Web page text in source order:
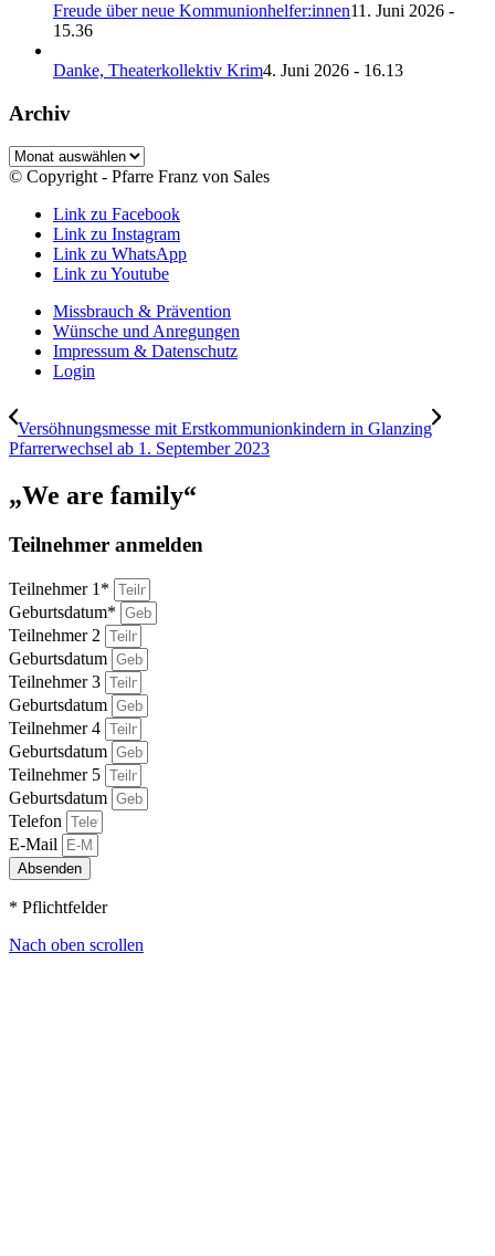
Freude über neue Kommunionhelfer:innen11. Juni 2026 -
15.36
Danke, Theaterkollektiv Krim4. Juni 2026 - 16.13
Archiv
Archiv
© Copyright - Pfarre Franz von Sales
Link zu Facebook
Link zu Instagram
Link zu WhatsApp
Link zu Youtube
Missbrauch & Prävention
Wünsche und Anregungen
Impressum & Datenschutz
Login
Versöhnungsmesse mit Erstkommunionkindern in Glanzing
Pfarrerwechsel ab 1. September 2023
„We are family“
Teilnehmer anmelden
Teilnehmer 1*
Geburtsdatum*
Teilnehmer 2
Geburtsdatum
Teilnehmer 3
Geburtsdatum
Teilnehmer 4
Geburtsdatum
Teilnehmer 5
Geburtsdatum
Telefon
E-Mail
Absenden
* Pflichtfelder
Nach oben scrollen